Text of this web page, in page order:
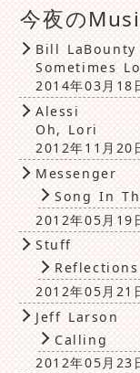
今夜の
Bill LaBounty
Sometimes
2014年03月18
Alessi
Oh, Lori
2012年11月20
Messenger
Song In
2012年05月19
Stuff
2012年05月21
Jeff Larson
Calling
2012年05月23